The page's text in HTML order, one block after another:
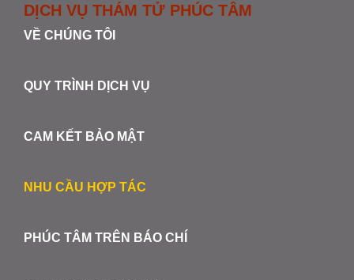
DỊCH VỤ THÁM TỬ PHÚC TÂM
VỀ CHÚNG TÔI
QUY TRÌNH DỊCH VỤ
CAM KẾT BẢO MẬT
NHU CẦU HỢP TÁC
PHÚC TÂM TRÊN BÁO CHÍ